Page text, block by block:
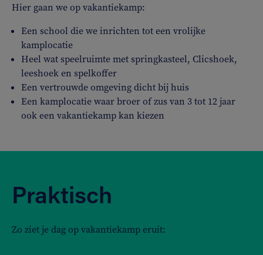
Hier gaan we op vakantiekamp:
Een school die we inrichten tot een vrolijke
kamplocatie
Heel wat speelruimte met springkasteel, Clicshoek,
leeshoek en spelkoffer
Een vertrouwde omgeving dicht bij huis
Een kamplocatie waar broer of zus van 3 tot 12 jaar
ook een vakantiekamp kan kiezen
Praktisch
Zo ziet je dag op vakantiekamp eruit: